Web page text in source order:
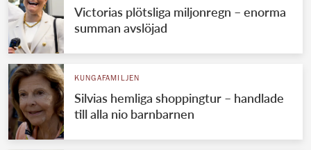
Victorias plötsliga miljonregn – enorma
summan avslöjad
KUNGAFAMILJEN
Silvias hemliga shoppingtur – handlade
till alla nio barnbarnen